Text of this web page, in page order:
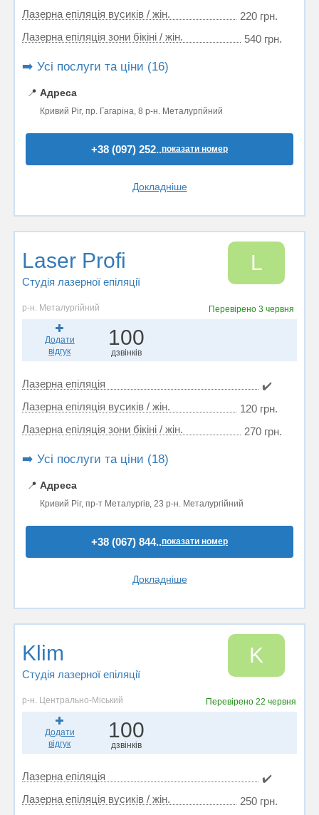
Лазерна епіляція вусиків / жін.
220 грн.
Лазерна епіляція зони бікіні / жін.
540 грн.
➡️ Усі послуги та ціни (16)
📍 Адреса
Кривий Ріг, пр. Гагаріна, 8 р-н. Металургійний
+38 (097) 252..показати номер
Докладніше
Laser Profi
Студія лазерної епіляції
L
р-н. Металургійний Перевірено 3 червня
Додати
відгук
100
дзвінків
Лазерна епіляція
✔️
Лазерна епіляція вусиків / жін.
120 грн.
Лазерна епіляція зони бікіні / жін.
270 грн.
➡️ Усі послуги та ціни (18)
📍 Адреса
Кривий Ріг, пр-т Металургів, 23 р-н. Металургійний
+38 (067) 844..показати номер
Докладніше
Klim
Студія лазерної епіляції
K
р-н. Центрально-Міський Перевірено22 червня
Додати
відгук
100
дзвінків
Лазерна епіляція
✔️
Лазерна епіляція вусиків / жін.
250 грн.